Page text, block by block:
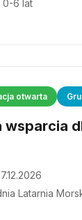
0-6 lat
otwarta
wsparcia
Latarnia